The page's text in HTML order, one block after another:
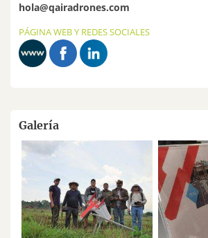
hola@qairadrones.com
PÁGINA WEB Y REDES SOCIALES
Galería